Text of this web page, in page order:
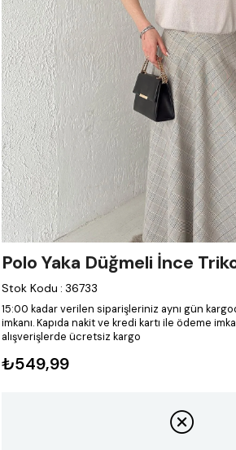
Polo Yaka Düğmeli İnce
Stok Kodu : 36733
15:00 kadar verilen siparişleriniz aynı gün
imkanı.Kapıda nakit ve kredi kartı ile ödeme
alışverişlerde ücretsiz kargo
₺549,99